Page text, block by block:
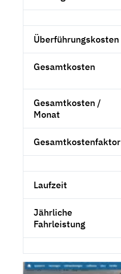
Überführungskosten
Gesamtkosten
Gesamtkosten /
Monat
Gesamtkostenfaktor
Laufzeit
Jährliche
Fahrleistung